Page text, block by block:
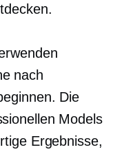
nach
Die
Models
Ergebnisse,